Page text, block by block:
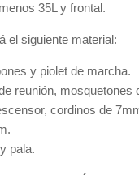
35L y frontal.
el siguiente material:
y piolet de marcha.
reunión, mosquetones
cordinos de
pala.